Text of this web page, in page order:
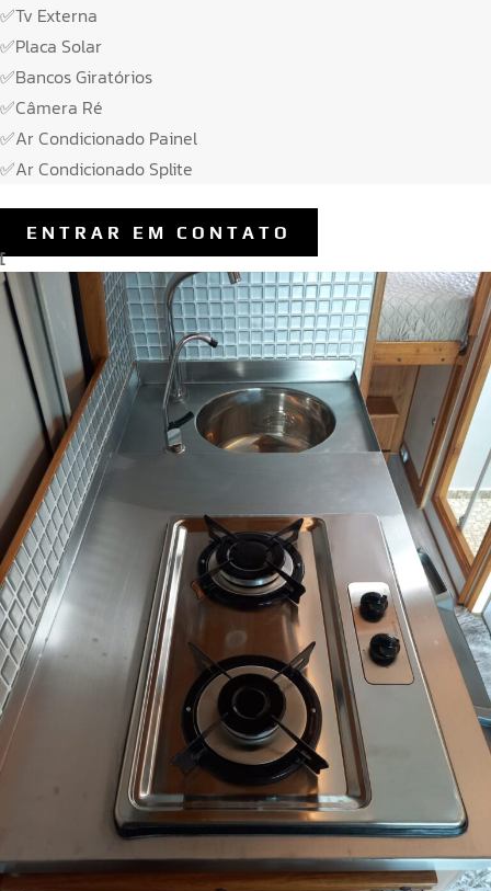
✅Tv Externa
✅Placa Solar
✅Bancos Giratórios
✅Câmera Ré
✅Ar Condicionado Painel
✅Ar Condicionado Splite
ENTRAR EM CONTATO
[